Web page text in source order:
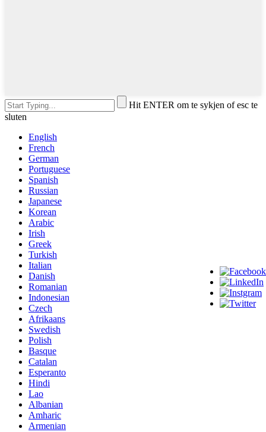
Hit ENTER om te sykjen of esc te
sluten
English
French
German
Portuguese
Spanish
Russian
Japanese
Korean
Arabic
Irish
Greek
Turkish
Italian
Danish
Romanian
Indonesian
Czech
Afrikaans
Swedish
Polish
Basque
Catalan
Esperanto
Hindi
Lao
Albanian
Amharic
Armenian